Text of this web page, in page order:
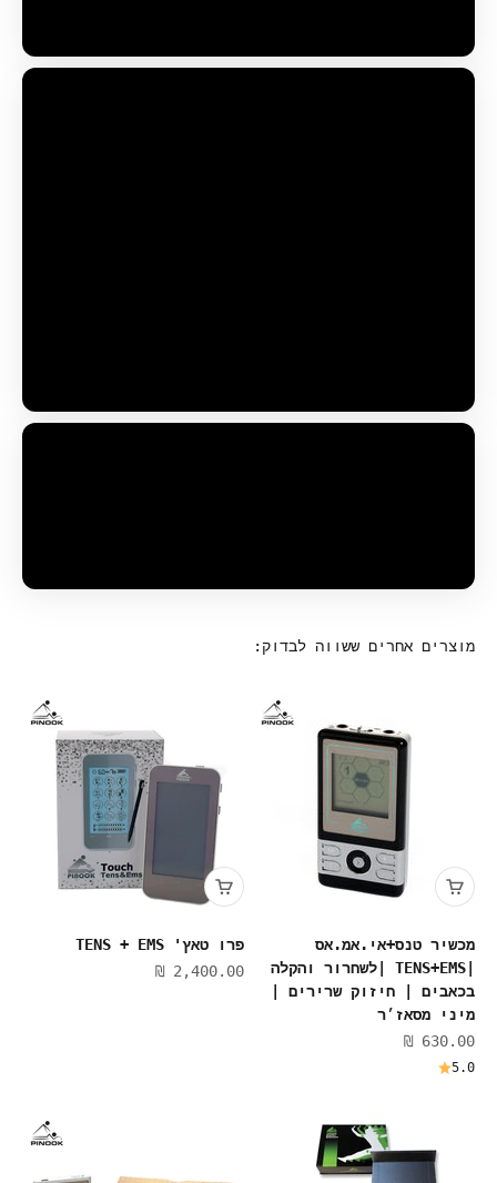
מוצרים אחרים ששווה לבדוק:
מכשיר טנס+אי.אמ.אס
|TENS+EMS |לשחרור והקלה
בכאבים | חיזוק שרירים |
מיני מסאז׳ר
מחיר מבצע
630.00 ₪
5.0
פרו טאץ' TENS + EMS
מחיר מבצע
2,400.00 ₪